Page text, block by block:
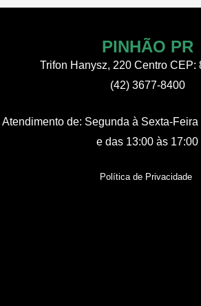
DE
PINHÃO PR
Trifon Hanysz, 220 Centro CEP:
(42) 3677-8400
Atendimento de: Segunda à Sexta-Feira
e das 13:00 às 17:00
Política de Privacidade